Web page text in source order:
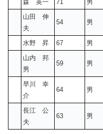
森 英一 71 男
山田 伸
夫
54 男
水野 昇 67 男
山内 邦
男
59 男
早川 幸
介
64 男
長江 公
夫
63 男